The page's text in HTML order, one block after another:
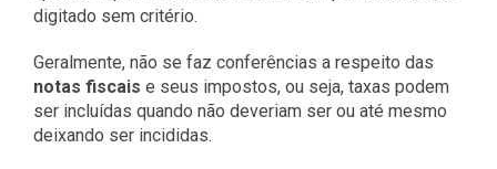
digitado sem critério.
Geralmente, não se faz conferências a respeito das
notas fiscais e seus impostos, ou seja, taxas podem
ser incluídas quando não deveriam ser ou até mesmo
deixando ser incididas.